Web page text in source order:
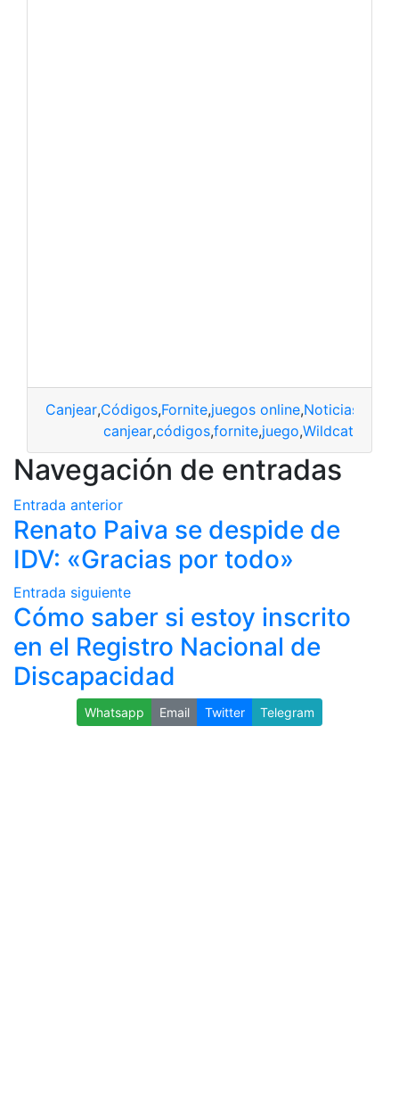
Canjear,Códigos,Fornite,juegos online,Noticias
canjear,códigos,fornite,juego,Wildcat
Navegación de entradas
Entrada anterior
Renato Paiva se despide de
IDV: «Gracias por todo»
Entrada siguiente
Cómo saber si estoy inscrito
en el Registro Nacional de
Discapacidad
Whatsapp Email Twitter Telegram